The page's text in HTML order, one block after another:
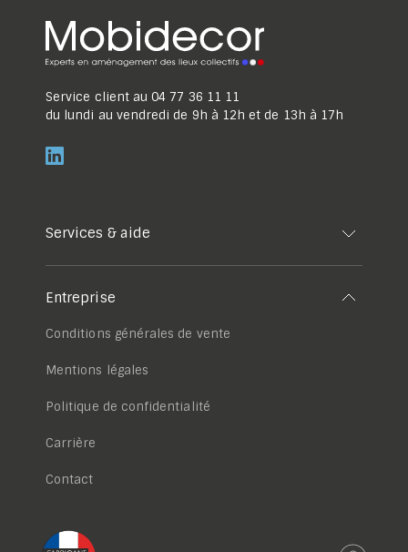
Service client au 04 77 36 11 11
du lundi au vendredi de 9h à 12h et de 13h à 17h
Services & aide
Entreprise
Conditions générales de vente
Mentions légales
Politique de confidentialité
Carrière
Contact